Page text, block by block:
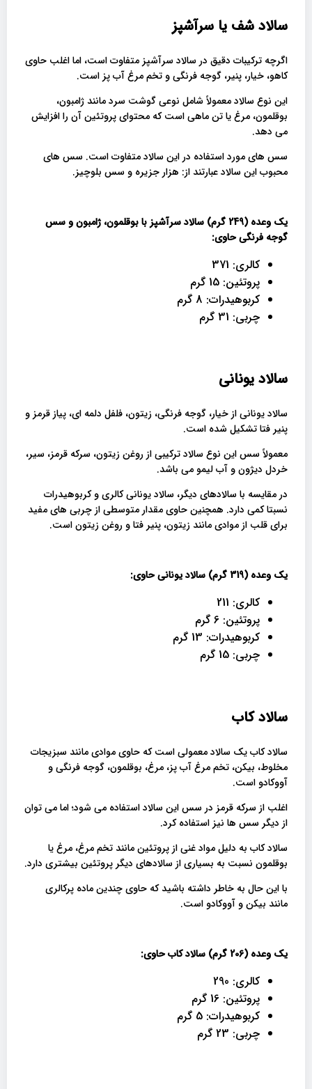
سالاد شف یا سرآشپز
اگرچه ترکیبات دقیق در سالاد سرآشپز متفاوت است، اما اغلب حاوی
کاهو، خیار، پنیر، گوجه فرنگی و تخم مرغ آب پز است.
این نوع سالاد معمولاً شامل نوعی گوشت سرد مانند ژامبون،
بوقلمون، مرغ یا تن ماهی است که محتوای پروتئین آن را افزایش
می دهد.
سس های مورد استفاده در این سالاد متفاوت است. سس های
محبوب این سالاد عبارتند از: هزار جزیره و سس بلوچیز.
یک وعده (249 گرم) سالاد سرآشپز با بوقلمون، ژامبون و سس
گوجه فرنگی حاوی:
کالری: 371
پروتئین: 15 گرم
کربوهیدرات: 8 گرم
چربی: 31 گرم
سالاد یونانی
سالاد یونانی از خیار، گوجه فرنگی، زیتون، فلفل دلمه ای، پیاز قرمز و
پنیر فتا تشکیل شده است.
معمولاً سس این نوع سالاد ترکیبی از روغن زیتون، سرکه قرمز، سیر،
خردل دیژون و آب لیمو می باشد.
در مقایسه با سالادهای دیگر، سالاد یونانی کالری و کربوهیدرات
نسبتا کمی دارد. همچنین حاوی مقدار متوسطی از چربی های مفید
برای قلب از موادی مانند زیتون، پنیر فتا و روغن زیتون است.
یک وعده (319 گرم) سالاد یونانی حاوی:
کالری: 211
پروتئین: 6 گرم
کربوهیدرات: 13 گرم
چربی: 15 گرم
سالاد کاب
سالاد کاب یک سالاد معمولی است که حاوی موادی مانند سبزیجات
مخلوط، بیکن، تخم مرغ آب پز، مرغ، بوقلمون، گوجه فرنگی و
آووکادو است.
اغلب از سرکه قرمز در سس این سالاد استفاده می شود؛ اما می توان
از دیگر سس ها نیز استفاده کرد.
سالاد کاب به دلیل مواد غنی از پروتئین مانند تخم مرغ، مرغ یا
بوقلمون نسبت به بسیاری از سالادهای دیگر پروتئین بیشتری دارد.
با این حال به خاطر داشته باشید که حاوی چندین ماده پرکالری
مانند بیکن و آووکادو است.
یک وعده (206 گرم) سالاد کاب حاوی:
کالری: 290
پروتئین: 16 گرم
کربوهیدرات: 5 گرم
چربی: 23 گرم